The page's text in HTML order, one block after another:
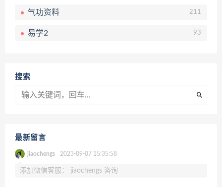
气功资料 211
易学2 93
搜索
最新留言
jiaochengs 2023-09-07 15:35:58
添加微信客服： jiaochengs 咨询